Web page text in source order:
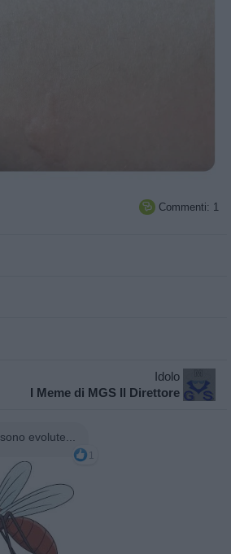
 Commenti: 1
Idolo
I Meme di MGS Il Direttore
evolute...
1